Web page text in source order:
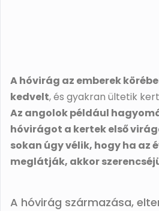
A hóvirág az emberek
kedvelt, és gyakran ültetik
Az angolok például
hóvirágot a kertek első
sokan úgy vélik, hogy ha az
meglátják, akkor
A hóvirág származása,